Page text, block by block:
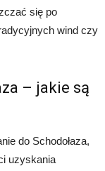
się po
wind czy
– jakie są
do Schodołaza,
uzyskania